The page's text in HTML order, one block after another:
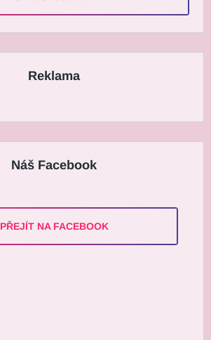
Reklama
Náš Facebook
PŘEJÍT NA FACEBOOK